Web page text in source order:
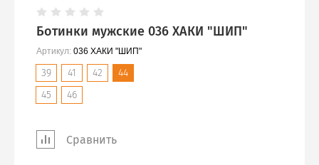
Ботинки мужские 036 ХАКИ "ШИП"
Артикул: 036 ХАКИ "ШИП"
39 41 42
44
45
46
Сравнить